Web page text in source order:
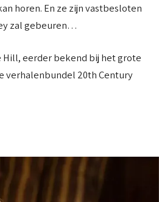
horen. En ze zijn vastbesloten
zal gebeuren…
Hill, eerder bekend bij het grote
verhalenbundel 20th Century